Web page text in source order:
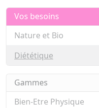
Vos besoins
Nature et Bio
Diététique
Gammes
Bien-Etre Physique